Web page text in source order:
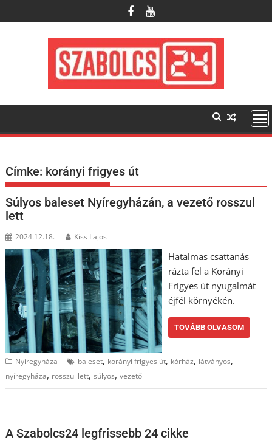
to
Címke: korányi frigyes út
Súlyos baleset Nyíregyházán, a vezető rosszul
lett
2024.12.18. Kiss Lajos
Hatalmas csattanás
rázta fel a Korányi
Frigyes út nyugalmát
éjfél környékén.
TOVÁBB OLVASOM
Nyíregyháza baleset, korányi frigyes út, kórház, látványos,
nyíregyháza, rosszul lett,súlyos,vezető
A Szabolcs24 legfrissebb 24 cikke